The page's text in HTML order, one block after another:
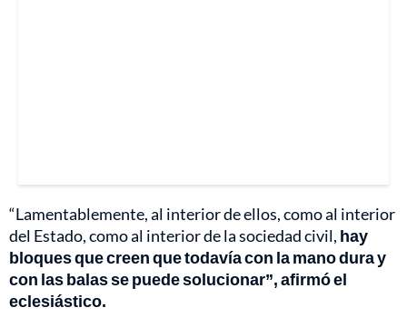
“Lamentablemente, al interior de ellos, como al interior
del Estado, como al interior de la sociedad civil, hay
bloques que creen que todavía con la mano dura y
con las balas se puede solucionar”, afirmó el
eclesiástico.